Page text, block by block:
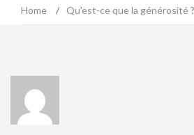
Home / Qu'est-ce que la générosité ?